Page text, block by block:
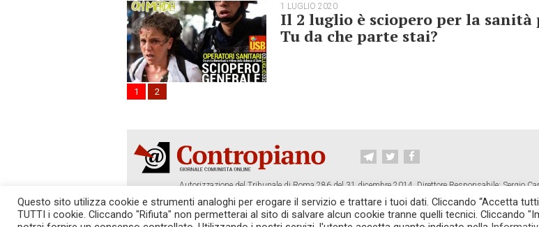
1 LUGLIO 2020
Il 2 luglio è sciopero per la sanità
Tu da che parte stai?
1 2
Autorizzazione del Tribunale di Roma 286 del 31 dicembre 2014. Direttore Responsabile: Sergio
Tel. 06.640.122.19 -
redazione@contropiano.org
SOSTIENICI! REDAZIONE CONTATTI TG CONTROPIANO LINK CONSIGLIATI
Questo sito utilizza cookie e strumenti analoghi per erogare il servizio e trattare i tuoi dati. Cliccando “Accetta
TUTTI i cookie. Cliccando "Rifiuta" non permetterai al sito di salvare alcun cookie tranne quelli tecnici. Cliccando